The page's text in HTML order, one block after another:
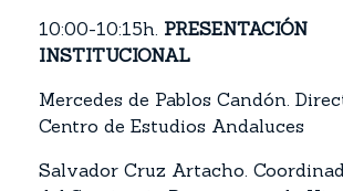
10:00-10:15h. PRESENTACIÓN
INSTITUCIONAL
Mercedes de Pablos Candón.
Centro de Estudios Andaluces
Salvador Cruz Artacho.